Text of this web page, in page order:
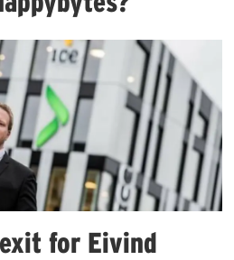
for Eivind